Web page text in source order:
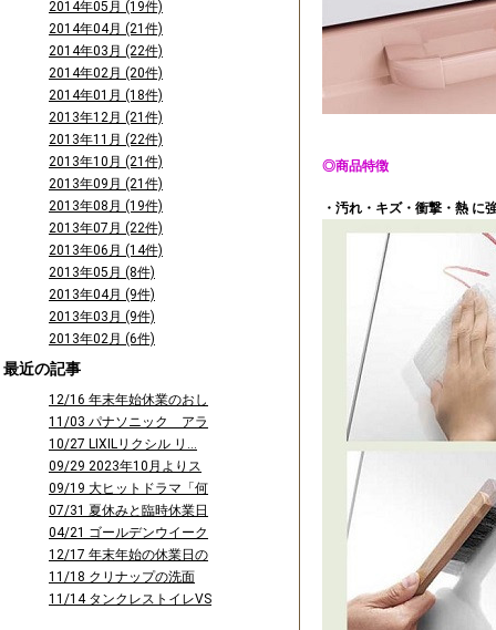
◎商品特徴
・汚れ・キズ・衝撃・熱 に
2014年05月 (19件)
2014年04月 (21件)
2014年03月 (22件)
2014年02月 (20件)
2014年01月 (18件)
2013年12月 (21件)
2013年11月 (22件)
2013年10月 (21件)
2013年09月 (21件)
2013年08月 (19件)
2013年07月 (22件)
2013年06月 (14件)
2013年05月 (8件)
2013年04月 (9件)
2013年03月 (9件)
2013年02月 (6件)
最近の記事
12/16 年末年始休業のおし
らせ
11/03 パナソニック アラ
ウーノ...
10/27 LIXILリクシル リ...
09/29 2023年10月よりス
タ...
09/19 大ヒットドラマ「何
曜日に...
07/31 夏休みと臨時休業日
のお知...
04/21 ゴールデンウイーク
休業の...
12/17 年末年始の休業日の
お知ら...
11/18 クリナップの洗面
台 ファ...
11/14 タンクレストイレVS